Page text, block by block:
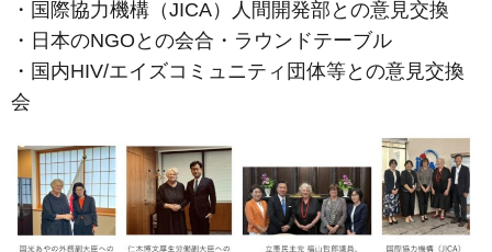
・国際協力機構（JICA）人間開発部との意見交換
・日本のNGOとの会合・ラウンドテーブル
・国内HIV/エイズコミュニティ団体等との意見交換
会